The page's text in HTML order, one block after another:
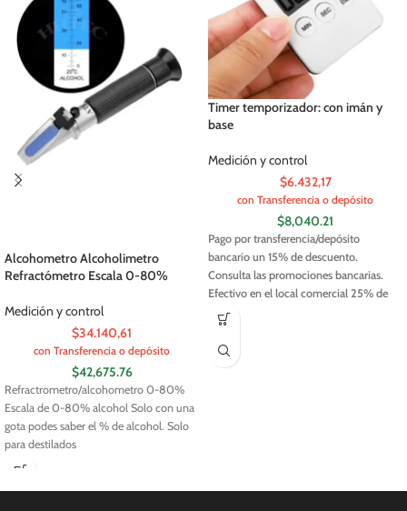
Alcohometro Alcoholimetro
Refractómetro Escala 0-80%
Medición y control
$34.140,61
con Transferencia o depósito
$42,675.76
Refractrometro/alcohometro 0-80%
Escala de 0-80% alcohol Solo con una
gota podes saber el % de alcohol. Solo
para destilados
Timer temporizador: con imán y
base
Medición y control
$6.432,17
con Transferencia o depósito
$8,040.21
Pago por transferencia/depósito
bancario un 15% de descuento.
Consulta las promociones bancarias.
Efectivo en el local comercial 25% de
descuento.